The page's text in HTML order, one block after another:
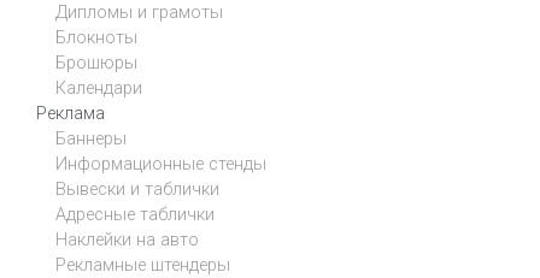
Дипломы и грамоты
Блокноты
Брошюры
Календари
Реклама
Баннеры
Информационные стенды
Вывески и таблички
Адресные таблички
Наклейки на авто
Рекламные штендеры